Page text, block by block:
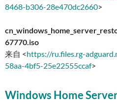
8468-b306-28e470dc2660>
67770.iso
来自 <https://ru.files.rg-
58aa-4bf5-25e22555ccaf>
Windows Home